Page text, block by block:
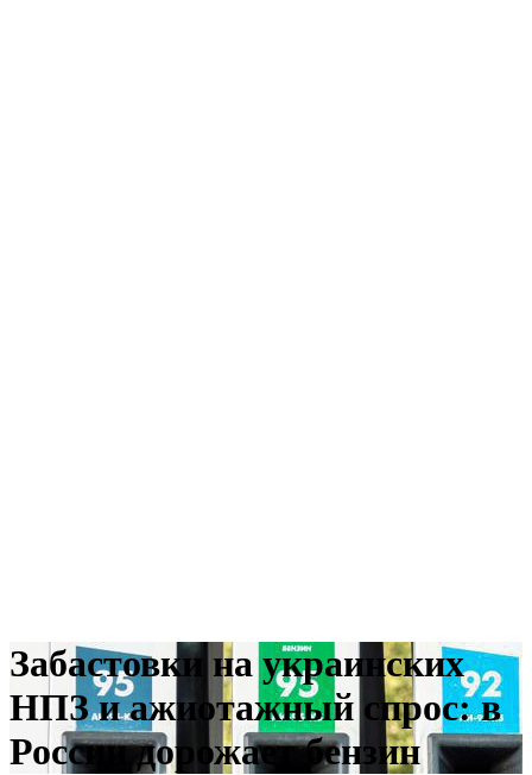
Забастовки на украинских
НПЗ и ажиотажный спрос: в
России дорожает бензин